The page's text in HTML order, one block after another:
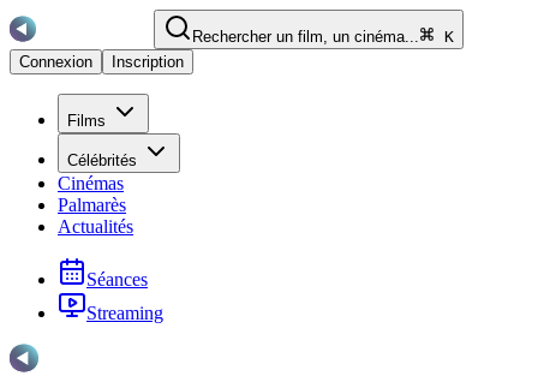
Rechercher un film, un cinéma...
K
Connexion
Inscription
Films
Célébrités
Cinémas
Palmarès
Actualités
Séances
Streaming